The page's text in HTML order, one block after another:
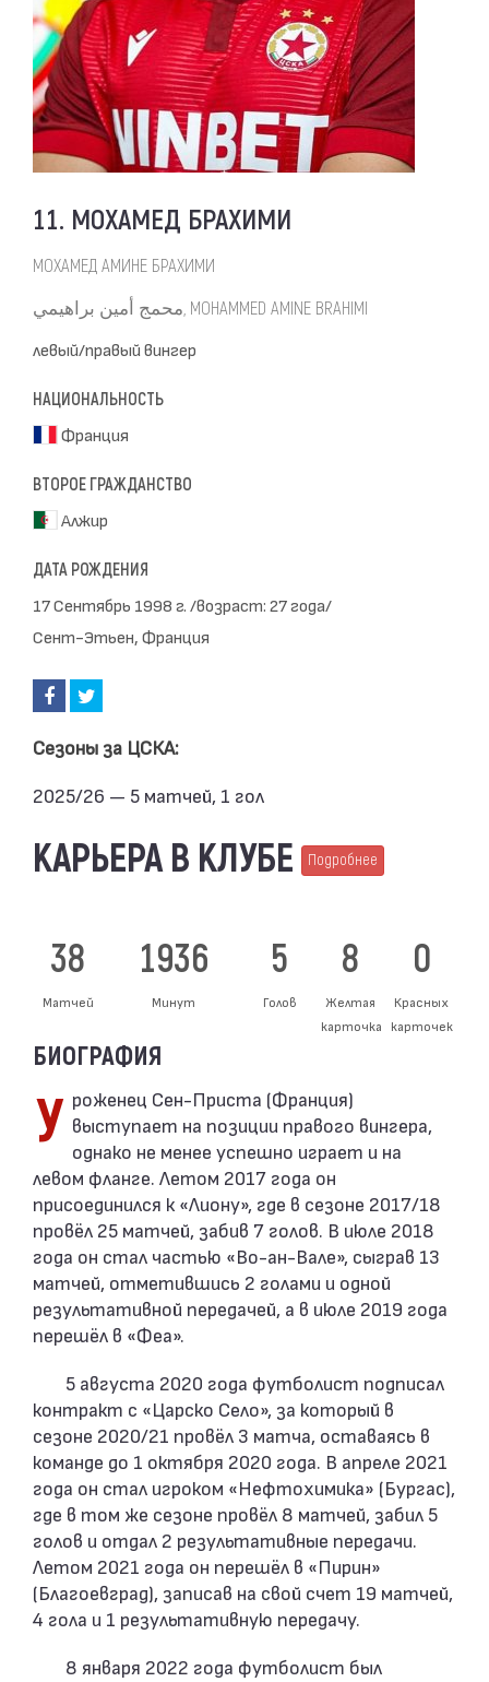
11. МОХАМЕД БРАХИМИ
МОХАМЕД АМИНЕ БРАХИМИ
محمج أمين براهيمي, MOHAMMED AMINE BRAHIMI
левый/правый вингер
НАЦИОНАЛЬНОСТЬ
Франция
ВТОРОЕ ГРАЖДАНСТВО
Алжир
ДАТА РОЖДЕНИЯ
17 Сентябрь 1998 г. /возраст: 27 года/
Сент-Этьен, Франция
Сезоны за ЦСКА:
2025/26 — 5 матчей, 1 гол
КАРЬЕРА В КЛУБЕ Подробнее
38
Матчей
1936
Минут
5
Голов
8
Желтая
карточка
0
Красных
карточек
БИОГРАФИЯ
Уроженец Сен-Приста (Франция) выступает на позиции правого вингера,
однако не менее успешно играет и на
левом фланге. Летом 2017 года он
присоединился к «Лиону», где в сезоне 2017/18
провёл 25 матчей, забив 7 голов. В июле 2018
года он стал частью «Во-ан-Вале», сыграв 13
матчей, отметившись 2 голами и одной
результативной передачей, а в июле 2019 года
перешёл в «Феа».
5 августа 2020 года футболист подписал
контракт с «Царско Село», за который в
сезоне 2020/21 провёл 3 матча, оставаясь в
команде до 1 октября 2020 года. В апреле 2021
года он стал игроком «Нефтохимика» (Бургас),
где в том же сезоне провёл 8 матчей, забил 5
голов и отдал 2 результативные передачи.
Летом 2021 года он перешёл в «Пирин»
(Благоевград), записав на свой счет 19 матчей,
4 гола и 1 результативную передачу.
8 января 2022 года футболист был